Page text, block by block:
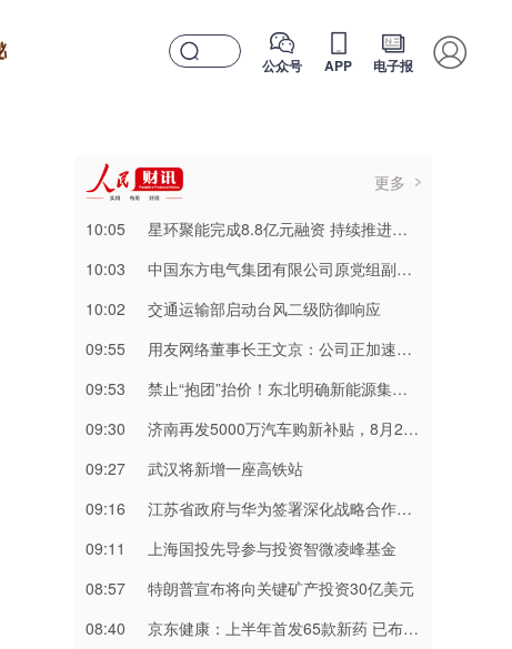
公众号 APP 电子报
更多
10:05
星环聚能完成8.8亿元融资 持续推进聚变能源工程化
10:03
中国东方电气集团有限公司原党组副书记、董事宋致远接受中央纪委国家监委纪律审查和监察调查
10:02
交通运输部启动台风二级防御响应
09:55
用友网络董事长王文京：公司正加速转型 企业AI业务占比快速提升
09:53
禁止“抱团”抬价！东北明确新能源集中报价仅限同省同集团
09:30
济南再发5000万汽车购新补贴，8月20日起申报
09:27
武汉将新增一座高铁站
09:16
江苏省政府与华为签署深化战略合作协议
09:11
上海国投先导参与投资智微凌峰基金
08:57
特朗普宣布将向关键矿产投资30亿美元
08:40
京东健康：上半年首发65款新药 已布局近10万个乡镇及村级服务站点